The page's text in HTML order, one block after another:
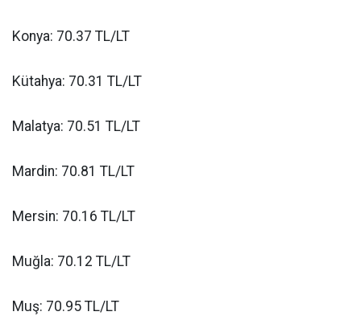
Konya: 70.37 TL/LT
Kütahya: 70.31 TL/LT
Malatya: 70.51 TL/LT
Mardin: 70.81 TL/LT
Mersin: 70.16 TL/LT
Muğla: 70.12 TL/LT
Muş: 70.95 TL/LT